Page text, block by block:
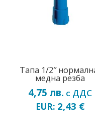
Тапа 1/2″
медна резба
4,75 лв. с ДДС
EUR: 2,43 €